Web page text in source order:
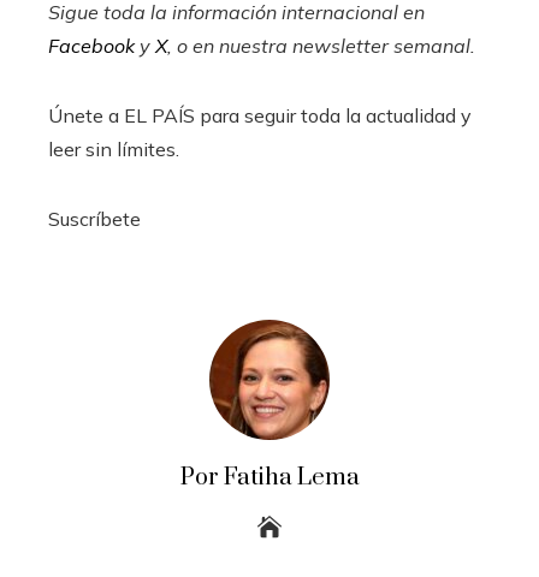
Sigue toda la información internacional en
Facebooky X, o en nuestra newsletter semanal
Únete a EL PAÍS para seguir toda la actualidad y
leer sin límites.
Suscríbete
Por Fatiha Lema